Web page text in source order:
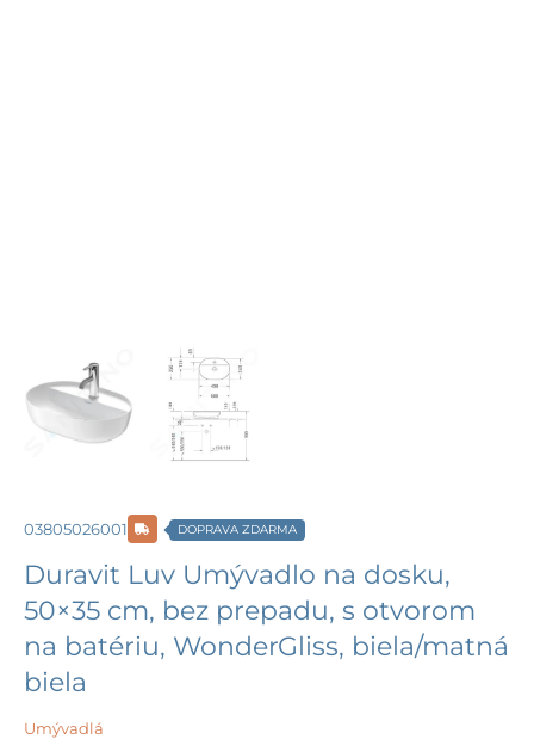
03805026001 DOPRAVA ZDARMA
Duravit Luv Umývadlo na dosku,
50×35 cm, bez prepadu, s otvorom
na batériu, WonderGliss, biela/matná
biela
Umývadlá